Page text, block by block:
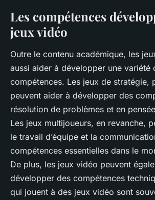
Les compétences
jeux vidéo
Outre le contenu académique, les
aussi aider à développer une variété
compétences. Les jeux de stratégie,
peuvent aider à développer des
résolution de problèmes et en
Les jeux multijoueurs, en revanche,
le travail d’équipe et la
compétences essentielles dans le
De plus, les jeux vidéo peuvent
développer des compétences
qui jouent à des jeux vidéo sont